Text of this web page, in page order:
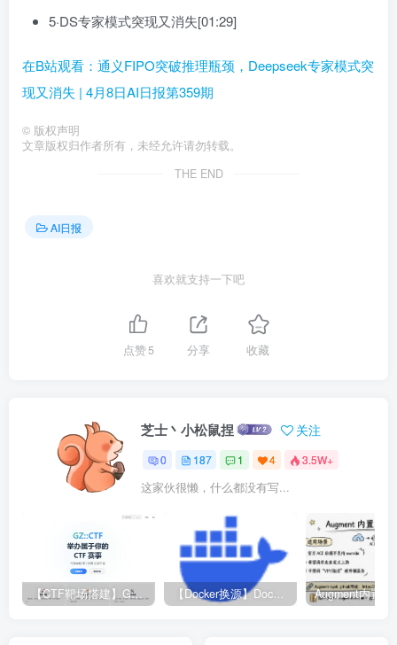
5·DS专家模式突现又消失[01:29]
在B站观看：通义FIPO突破推理瓶颈，Deepseek专家模式突
现又消失 | 4月8日AI日报第359期
© 版权声明
文章版权归作者所有，未经允许请勿转载。
THE END
AI日报
喜欢就支持一下吧
点赞5 分享 收藏
芝士丶小松鼠捏 关注
0 187 1 4 3.5W+
这家伙很懒，什么都没有写...
【CTF靶场搭建】GZ-CTF平台 【Docker换源】Docker更换镜像源教程